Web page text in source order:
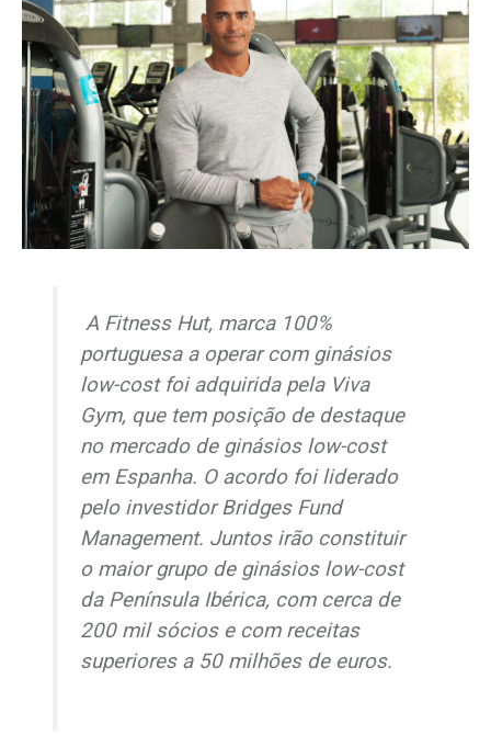
A Fitness Hut, marca 100%
portuguesa a operar com ginásios
low-costfoi adquirida pela Viva
Gym, que tem posição de destaque
no mercado de ginásios low-cost
em Espanha. O acordo foi liderado
pelo investidor Bridges Fund
Management. Juntos irão constituir
o maior grupo de ginásios low-cost
da Península Ibérica, com cerca de
200 mil sócios e com receitas
superiores a 50 milhões de euros.